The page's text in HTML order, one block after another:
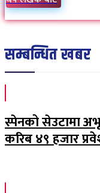
सम्बन्धित खबर
स्पेनको सेउटामा
करिब ४९ हजार